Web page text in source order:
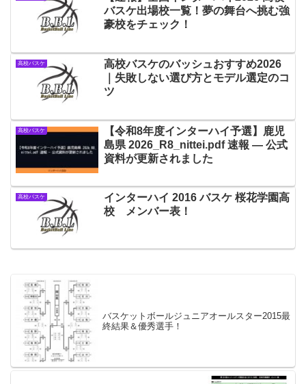
バスケ出場校一覧！夢の舞台へ挑む強
豪校をチェック！
高校バスケ
高校バスケのバッシュおすすめ2026
｜失敗しない選び方とモデル選定のコ
ツ
高校バスケ
【令和8年度インターハイ予選】鹿児
島県 2026_R8_nittei.pdf 速報 — 公式
資料が更新されました
高校バスケ
インターハイ 2016 バスケ 桜花学園高
校 メンバー表！
バスケットボールジュニアオールスター2015最
終結果＆優秀選手！